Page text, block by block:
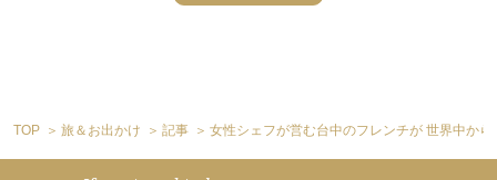
TOP 旅＆お出かけ 記事 女性シェフが営む台中のフレンチが 世界中か